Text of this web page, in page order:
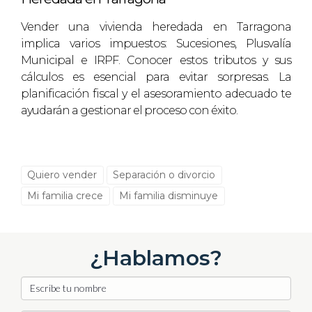
accesorios para contar una historia sobre el hogar.
La decoración efectiva no solo se trata de
embellecer; debe crear un ambiente donde los
compradores puedan imaginar su nueva vida.
REFLEXIONES FINALES
entender el poder de la decoración efectiva. Desde la
preparación inicial hasta la elección de colores y estilos,
sino una inversión en el futuro de tu venta. La
presentación adecuada de tu hogar puede acelerar el
proceso de venta y aumentar el valor percibido. Al final,
Vender una vivienda heredada en Tarragona
implica varios impuestos: Sucesiones, Plusvalía
Municipal e IRPF. Conocer estos tributos y sus
cálculos es esencial para evitar sorpresas. La
planificación fiscal y el asesoramiento adecuado te
ayudarán a gestionar el proceso con éxito.
Quiero vender
Separación o divorcio
Mi familia crece
Mi familia disminuye
¿Hablamos?